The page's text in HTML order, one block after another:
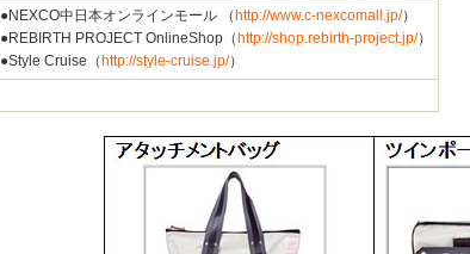
●NEXCO中日本オンラインモール （ http://www.c-nexcomall.jp/）
●REBIRTH PROJECT OnlineShop（ http://shop.rebirth-project.jp/）
●Style Cruise（ http://style-cruise.jp/）